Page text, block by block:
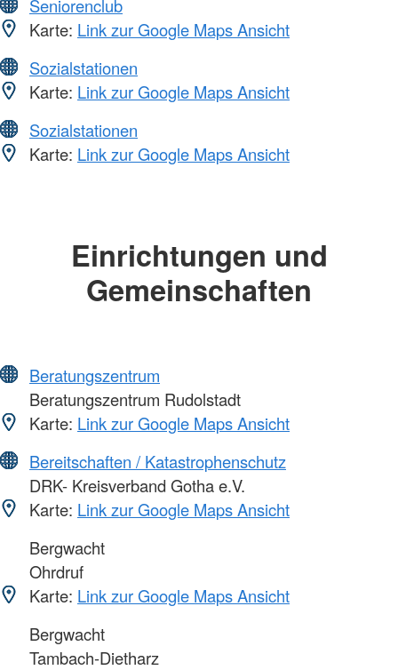
Seniorenclub
Karte: Link zur Google Maps Ansicht
Sozialstationen
Karte: Link zur Google Maps Ansicht
Sozialstationen
Karte: Link zur Google Maps Ansicht
Einrichtungen und
Gemeinschaften
Beratungszentrum
Beratungszentrum Rudolstadt
Karte: Link zur Google Maps Ansicht
Bereitschaften / Katastrophenschutz
DRK- Kreisverband Gotha e.V.
Karte: Link zur Google Maps Ansicht
Bergwacht
Ohrdruf
Karte: Link zur Google Maps Ansicht
Bergwacht
Tambach-Dietharz